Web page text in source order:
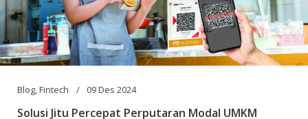
Blog,Fintech 09 Des 2024
Solusi Jitu Percepat Perputaran Modal UMKM